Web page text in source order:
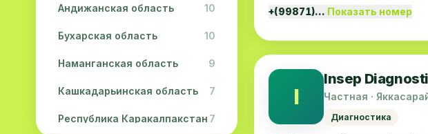
Андижанская область 10
Бухарская область 10
Наманганская область 9
Кашкадарьинская область 7
Республика Каракалпакстан 7
+(99871)… Показать номер
I
Insep
Частная ·
Диагностика